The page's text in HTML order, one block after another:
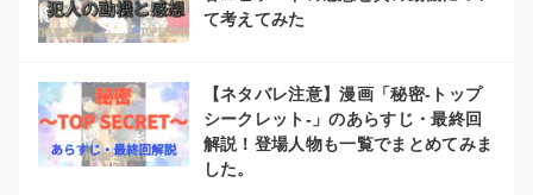
て考えてみた
【ネタバレ注意】漫画「秘密-トップ
シークレット-」のあらすじ・最終回
解説！登場人物も一覧でまとめてみま
した。